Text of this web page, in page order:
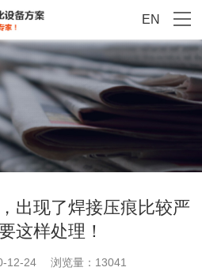
EN
出现了焊接压痕比较严
这样处理！
12-24 浏览量：13041